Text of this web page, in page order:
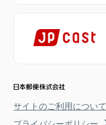
サイトのご利用について